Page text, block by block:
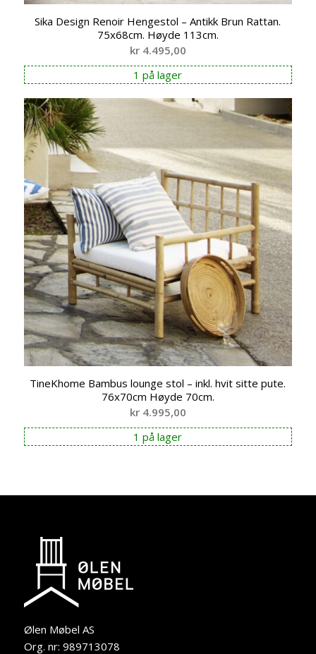
Sika Design Renoir Hengestol – Antikk Brun Rattan.
75x68cm. Høyde 113cm.
kr4.495,00
1 på lager
TineKhome Bambus lounge stol – inkl. hvit sitte pute.
76x70cm Høyde 70cm.
kr4.995,00
1 på lager
Ølen Møbel AS
Org. nr: 989713078